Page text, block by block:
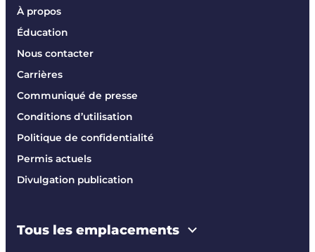
À propos
Éducation
Nous contacter
Carrières
Communiqué de presse
Conditions d’utilisation
Politique de confidentialité
Permis actuels
Divulgation publication
Tous les emplacements